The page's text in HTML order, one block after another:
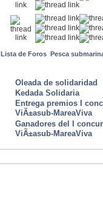
Lista de Foros Pesca
Oleada de solidaridad
Kedada Solidaria
Entrega premios I
ViÃ±asub-MareaViva
Ganadores del I
ViÃ±asub-MareaViva